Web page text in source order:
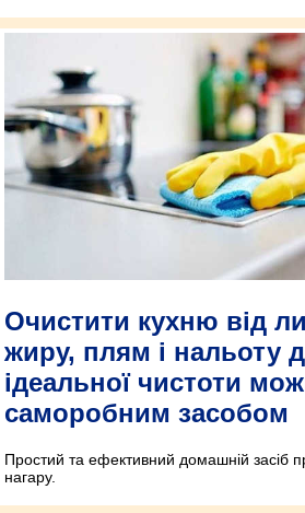
Очистити кухню від
жиру, плям і нальоту
ідеальної чистоти
саморобним засобом
Простий та ефективний домашній засіб
нагару.